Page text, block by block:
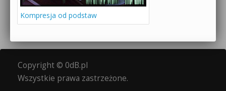
Kompresja od podstaw
Copyright © 0dB.pl
Wszystkie prawa zastrzeżone.